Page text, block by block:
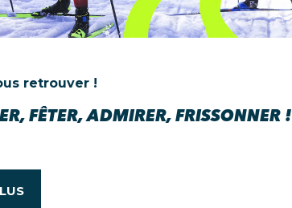
retrouver !
FÊTER, ADMIRER, FRISSONNER !